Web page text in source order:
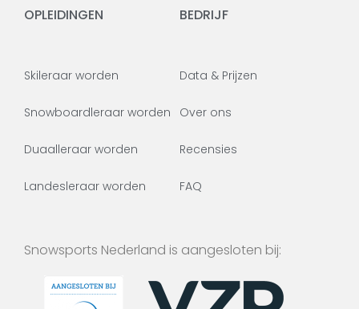
OPLEIDINGEN
Skileraar worden
Snowboardleraar worden
Duaalleraar worden
Landesleraar worden
BEDRIJF
Data & Prijzen
Over ons
Recensies
FAQ
Snowsports Nederland is aangesloten bij: